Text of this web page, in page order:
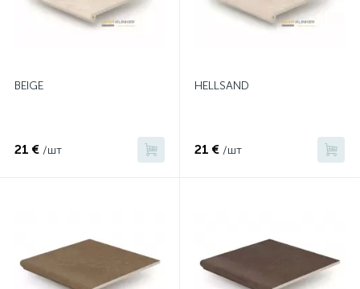
BEIGE
21 € /шт
HELLSAND
21 € /шт